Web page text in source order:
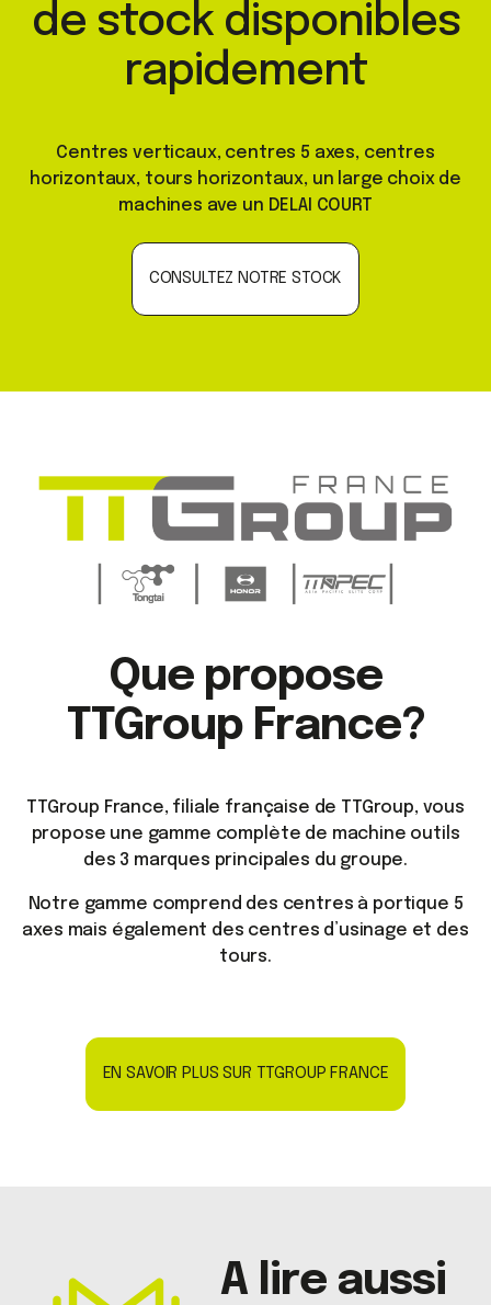
de stock disponibles
rapidement
Centres verticaux, centres 5 axes, centres
horizontaux, tours horizontaux, un large choix de
machines ave un DELAI COURT
CONSULTEZ NOTRE STOCK
Que propose
TTGroup France?
TTGroup France, filiale française de TTGroup, vous
propose une gamme complète de machine outils
des 3 marques principales du groupe.
Notre gamme comprend des centres à portique 5
axes mais également des centres d’usinage et des
tours.
EN SAVOIR PLUS SUR TTGROUP FRANCE
A lire aussi